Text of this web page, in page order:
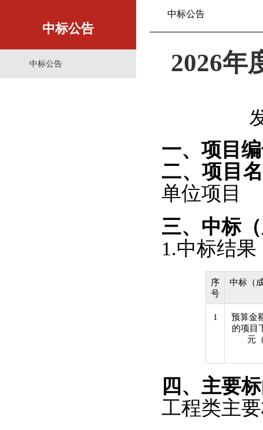
中标公告
中标公告
中标公告
2026年
一、项目
二、项目
单位项目
三、中标
1.中标结果
序
号
中标（
1
预算金
的项目
元
四、主要
工程类主